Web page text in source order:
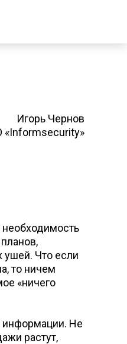
Игорь Чернов
«Informsecurity»
ушей. Что если
то ничем
«ничего
информации. Не
растут,